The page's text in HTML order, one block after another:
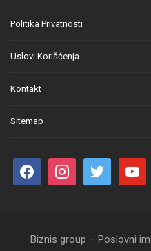
Politika Privatnosti
Uslovi Korišćenja
Kontakt
Sitemap
Biznis group – Poslovni